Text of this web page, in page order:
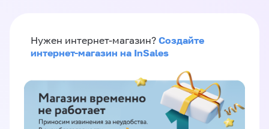
Нужен интернет-магазин? Создайте
интернет-магазин на InSales